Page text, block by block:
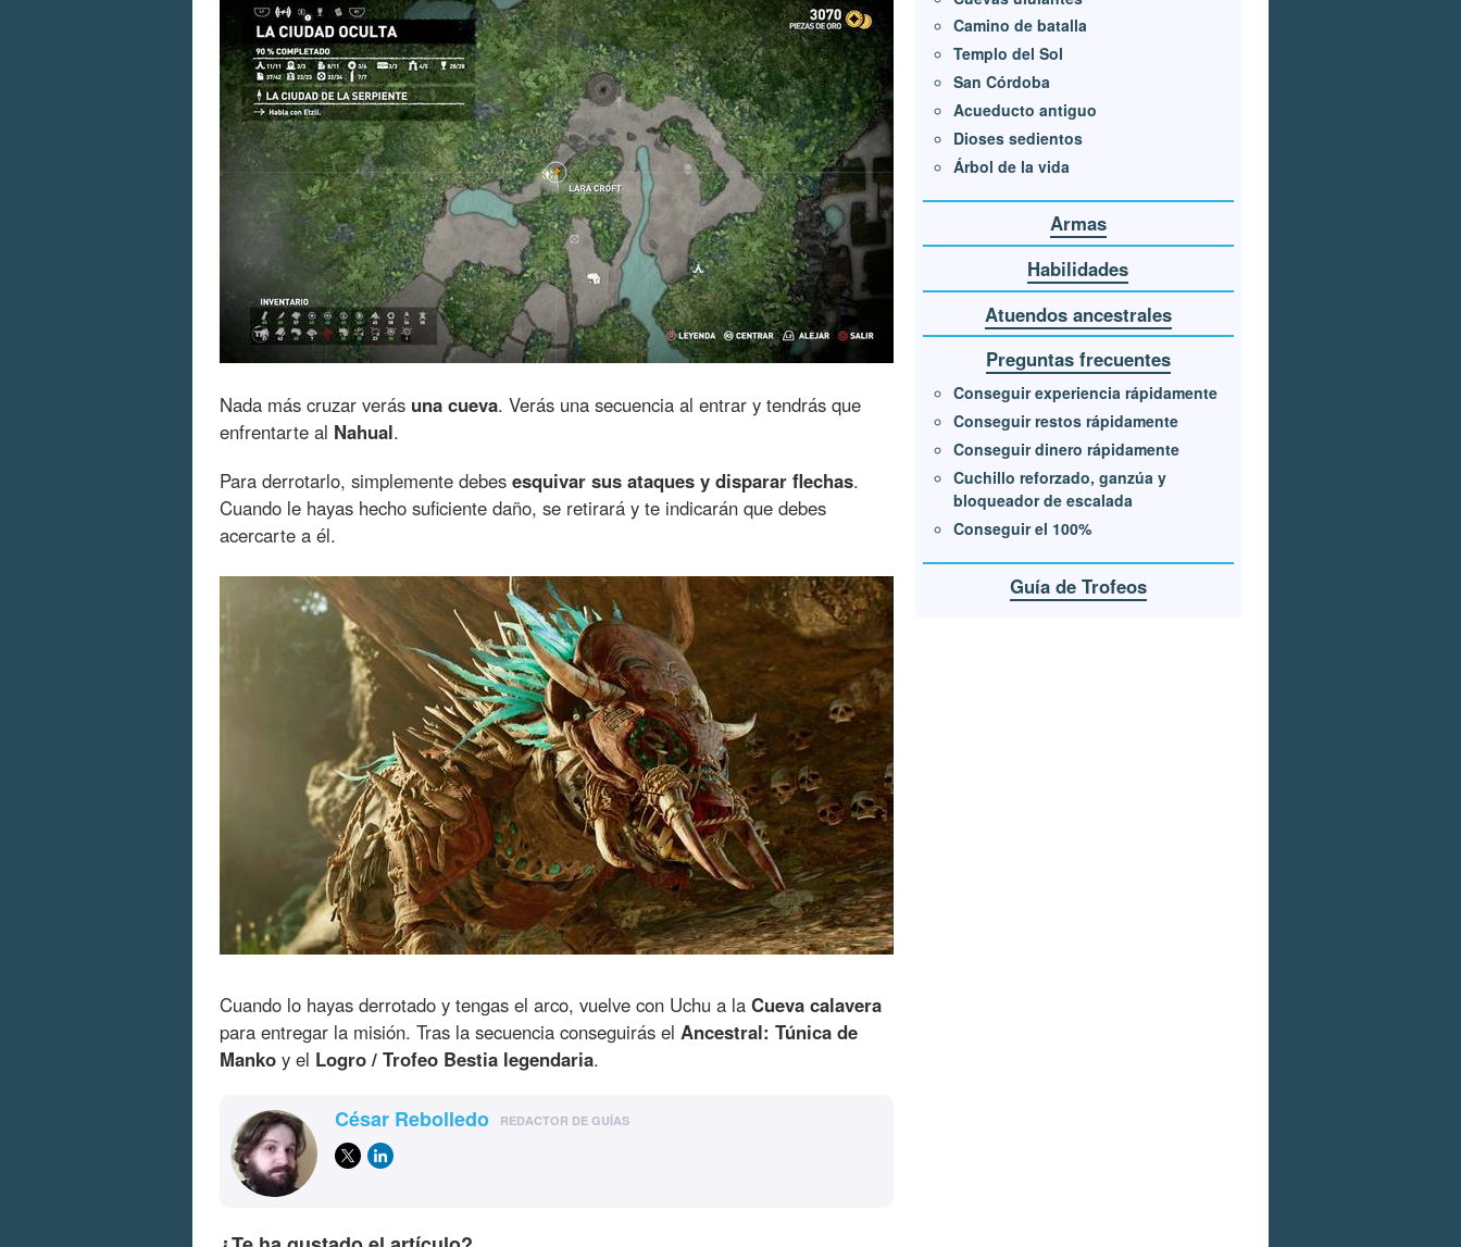
Nada más cruzar verás una cueva. Verás una secuencia al entrar y tendrás que
enfrentarte al Nahual.
Para derrotarlo, simplemente debes esquivar sus ataques y disparar flechas.
Cuando le hayas hecho suficiente daño, se retirará y te indicarán que debes
acercarte a él.
Cuando lo hayas derrotado y tengas el arco, vuelve con Uchu a la Cueva calavera
para entregar la misión. Tras la secuencia conseguirás el Ancestral: Túnica de
Manko y el Logro / Trofeo Bestia legendaria.
César Rebolledo REDACTOR DE GUÍAS
Camino de batalla
Templo del Sol
San Córdoba
Acueducto antiguo
Dioses sedientos
Árbol de la vida
Armas
Habilidades
Atuendos ancestrales
Preguntas frecuentes
Conseguir experiencia rápidamente
Conseguir restos rápidamente
Conseguir dinero rápidamente
Cuchillo reforzado, ganzúa y
bloqueador de escalada
Conseguir el 100%
Guía de Trofeos